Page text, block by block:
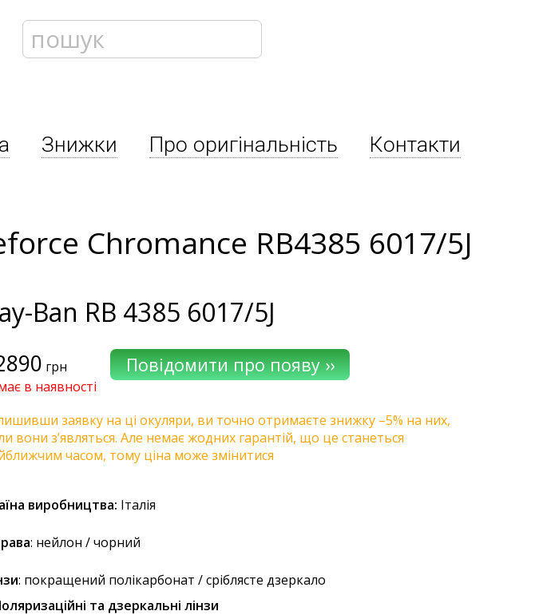
Знижки Про оригінальність
Контакти
Chromance RB4385 6017/5J
Ban RB 4385 6017/5J
грн
в наявності
заявку на ці окуляри, ви точно отримаєте знижку –5% на них,
вони з’являться. Але немає жодних гарантій, що це станеться
часом, тому ціна може змінитися
виробництва: Італія
: нейлон / чорний
: покращений полікарбонат / сріблясте дзеркало
та дзеркальні лінзи